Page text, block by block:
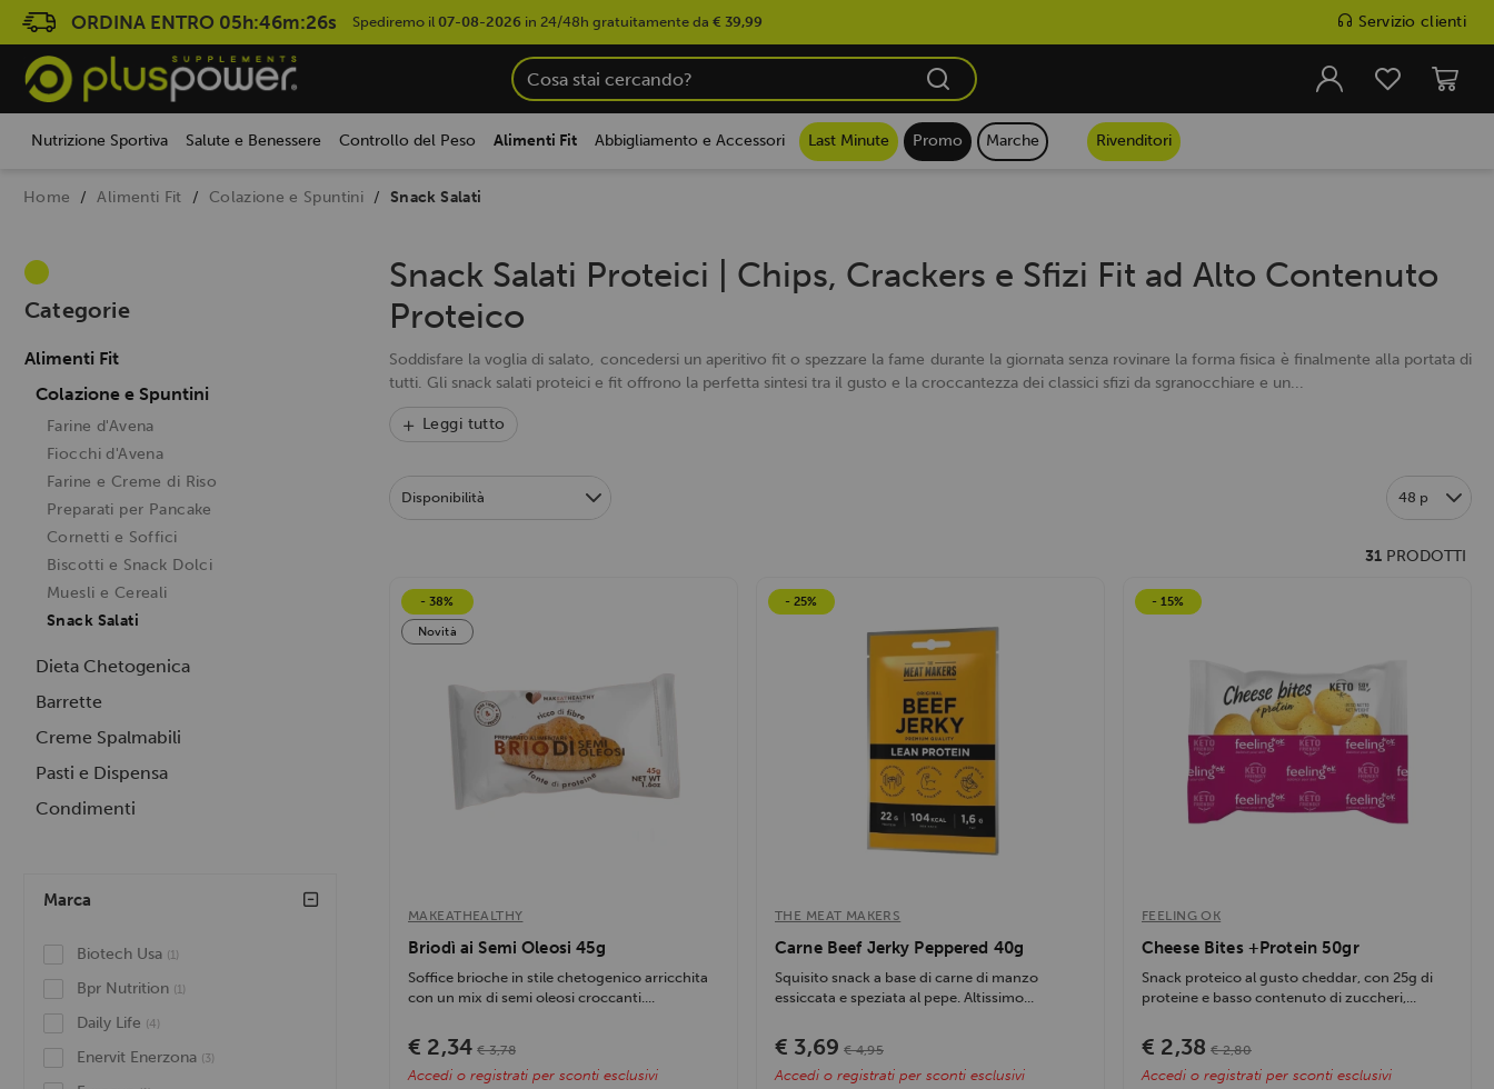
ORDINA ENTRO 05h:46m:25s Spediremo il 07-08-2026 in 24/48h gratuitamente da € 39,99 Servizio clienti
Nutrizione Sportiva Salute e Benessere Controllo del Peso Alimenti Fit Abbigliamento e Accessori Last Minute Promo Marche Rivenditori
Home Alimenti Fit Colazione e Spuntini Snack Salati
Categorie
Alimenti Fit
Colazione e Spuntini
Farine d'Avena
Fiocchi d'Avena
Farine e Creme di Riso
Preparati per Pancake
Cornetti e Soffici
Biscotti e Snack Dolci
Muesli e Cereali
Snack Salati
Dieta Chetogenica
Barrette
Creme Spalmabili
Pasti e Dispensa
Condimenti
Marca
Biotech Usa (1)
Bpr Nutrition (1)
Daily Life (4)
Enervit Enerzona (3)
Snack Salati Proteici | Chips, Crackers e Sfizi Fit ad Alto Contenuto
Proteico
Soddisfare la voglia di salato, concedersi un aperitivo fit o spezzare la fame durante la giornata senza rovinare la forma fisica è finalmente alla portata di
tutti. Gli snack salati proteici e fit offrono la perfetta sintesi tra il gusto e la croccantezza dei classici sfizi da sgranocchiare e un...
Leggi tutto
Disponibilità 48 p
31 PRODOTTI
- 38%
Novità
MAKEATHEALTHY
Briodì ai Semi Oleosi 45g
Soffice brioche in stile chetogenico arricchita
con un mix di semi oleosi croccanti....
€ 2,34 € 3,78
Accedi o registrati per sconti esclusivi
- 25%
THE MEAT MAKERS
Carne Beef Jerky Peppered 40g
Squisito snack a base di carne di manzo
essiccata e speziata al pepe. Altissimo...
€ 3,69 € 4,95
Accedi o registrati per sconti esclusivi
- 15%
FEELING OK
Cheese Bites +Protein 50gr
Snack proteico al gusto cheddar, con 25g di
proteine e basso contenuto di zuccheri,...
€ 2,38 € 2,80
Accedi o registrati per sconti esclusivi